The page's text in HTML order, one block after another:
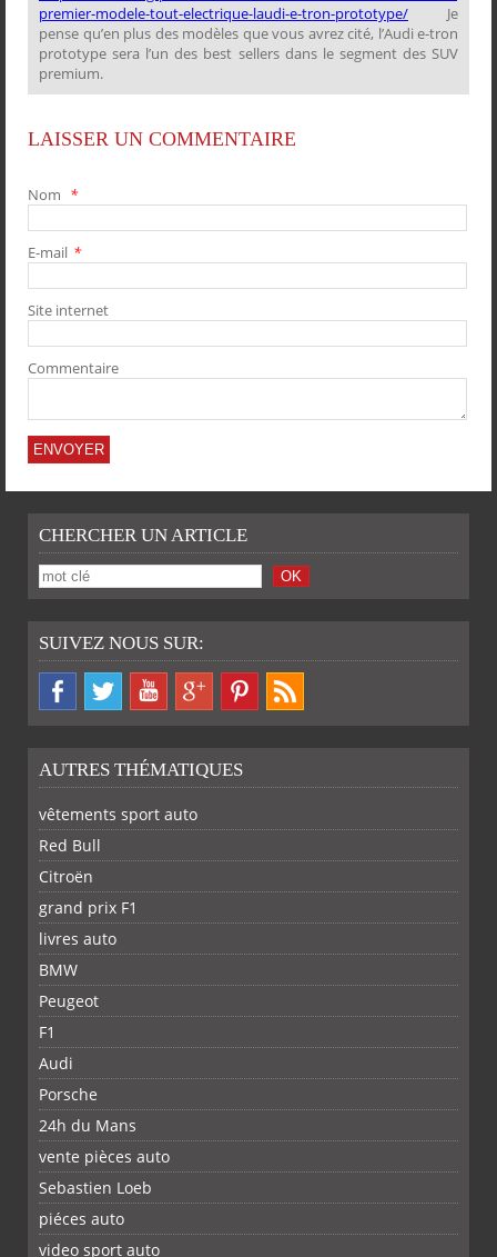
SUR SUR SUR SUR
premier-modele-tout-electrique-laudi-e-tron-prototype/ Je
pense qu’en plus des modèles que vous avrez cité, l’Audi e-tron
prototype sera l’un des best sellers dans le segment des SUV
premium.
LAISSER UN COMMENTAIRE
Nom *
E-mail *
Site internet
Commentaire
CHERCHER UN ARTICLE
SUIVEZ NOUS SUR:
FACEBOOKTWITTER
AUTRES THÉMATIQUES
vêtements sport auto
Red Bull
Citroën
grand prix F1
livres auto
BMW
Peugeot
F1
Audi
Porsche
24h du Mans
vente pièces auto
Sebastien Loeb
piéces auto
video sport auto